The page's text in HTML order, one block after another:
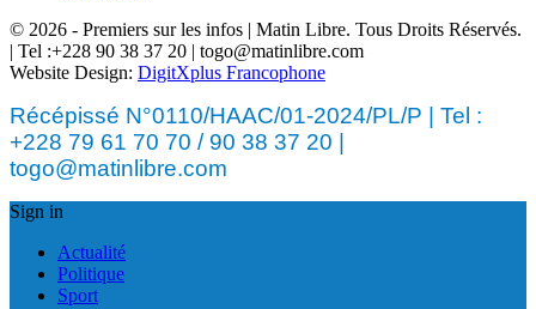
© 2026 - Premiers sur les infos | Matin Libre. Tous Droits Réservés.
| Tel :+228 90 38 37 20 | togo@matinlibre.com
Website Design: DigitXplus Francophone
Récépissé N°0110/HAAC/01-2024/PL/P | Tel :
+228 79 61 70 70 / 90 38 37 20 |
togo@matinlibre.com
Sign in
Actualité
Politique
Sport